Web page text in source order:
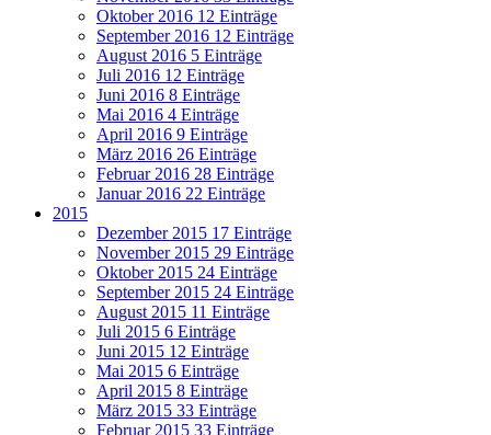
Oktober 2016 12 Einträge
September 2016 12 Einträge
August 2016 5 Einträge
Juli 2016 12 Einträge
Juni 2016 8 Einträge
Mai 2016 4 Einträge
April 2016 9 Einträge
März 2016 26 Einträge
Februar 2016 28 Einträge
Januar 2016 22 Einträge
2015
Dezember 2015 17 Einträge
November 2015 29 Einträge
Oktober 2015 24 Einträge
September 2015 24 Einträge
August 2015 11 Einträge
Juli 2015 6 Einträge
Juni 2015 12 Einträge
Mai 2015 6 Einträge
April 2015 8 Einträge
März 2015 33 Einträge
Februar 2015 33 Einträge